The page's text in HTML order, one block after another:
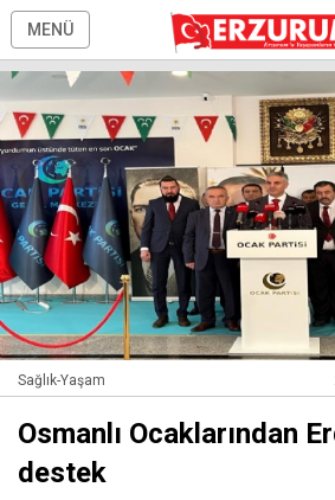
MENÜ
Sağlık-Yaşam
Osmanlı Ocaklarından
destek